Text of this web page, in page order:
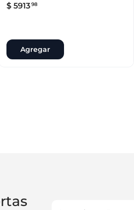
$ 591398
Agregar